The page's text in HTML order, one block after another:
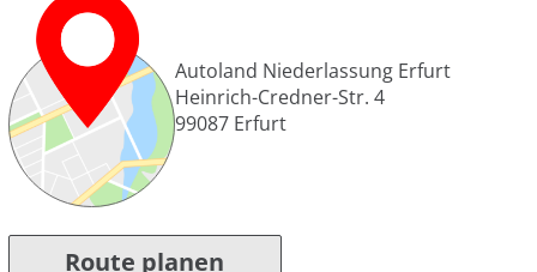
Autoland Niederlassung Erfurt
Heinrich-Credner-Str. 4
99087 Erfurt
Route planen